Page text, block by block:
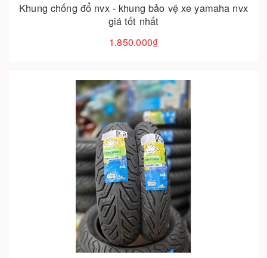
Khung chống đổ nvx - khung bảo vệ xe yamaha nvx
giá tốt nhất
1.850.000₫
Cho vào giỏ hàng